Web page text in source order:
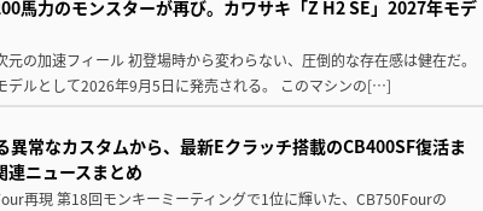
馬力のモンスターが再び。カワサキ「Z H2 SE」2027年モデ
の加速フィール 初登場時から変わらない、圧倒的な存在感は健在だ。
デルとして2026年9月5日に発売される。 このマシンの[…]
異常なカスタムから、最新Eクラッチ搭載のCB400SF復活ま
連ニュースまとめ
再現 第18回モンキーミーティングで1位に輝いた、CB750Fourの